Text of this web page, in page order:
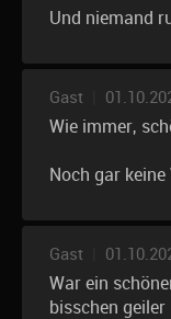
Und niemand
Gast
Wie immer,
Noch gar
Gast
War ein
bisschen geiler